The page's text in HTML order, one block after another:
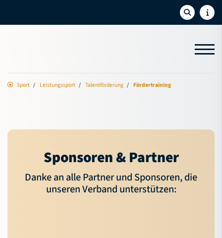
Sport Leistungssport Talentförderung Fördertraining
Sponsoren & Partner
Danke an alle Partner und Sponsoren, die
unseren Verband unterstützen:
Aktuelles
5v5-Spielbetrieb
3x3-Basketball
Ansprechpartner